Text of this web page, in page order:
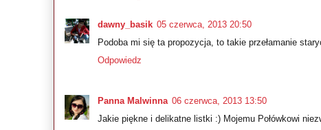
dawny_basik 05 czerwca, 2013 20:50
Podoba mi się ta propozycja, to takie przełamanie
Odpowiedz
Panna Malwinna 06 czerwca, 2013 13:50
Jakie piękne i delikatne listki :) Mojemu Połówkowi